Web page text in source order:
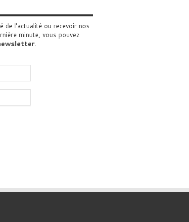
de l'actualité ou recevoir nos
minute, vous pouvez
.